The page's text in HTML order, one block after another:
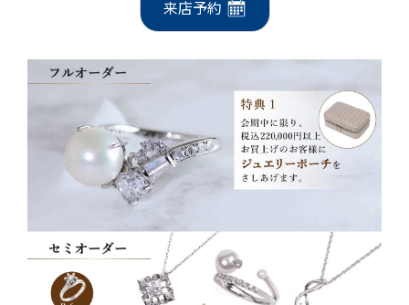
来店予約